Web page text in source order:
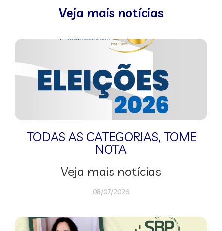
Veja mais notícias
TODAS AS CATEGORIAS, TOME
NOTA
Veja mais notícias
08/07/2026